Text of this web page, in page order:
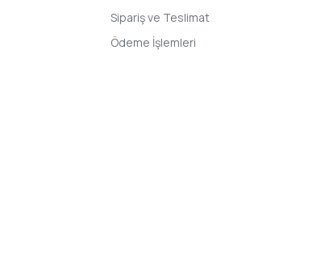
Sipariş ve Teslimat
Ödeme İşlemleri